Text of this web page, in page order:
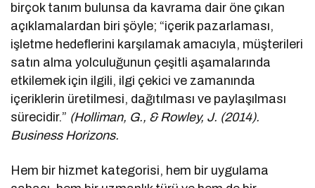
birçok tanım bulunsa da kavrama dair öne çıkan
açıklamalardan biri şöyle; “içerik pazarlaması,
işletme hedeflerini karşılamak amacıyla, müşterileri
satın alma yolculuğunun çeşitli aşamalarında
etkilemek için ilgili, ilgi çekici ve zamanında
içeriklerin üretilmesi, dağıtılması ve paylaşılması
sürecidir.” (Holliman, G., & Rowley, J. (2014).
Business Horizons.
Hem bir hizmet kategorisi, hem bir uygulama